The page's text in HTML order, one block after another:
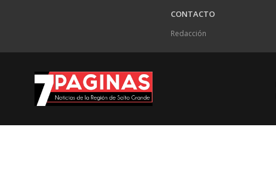
CONTACTO
Redacción